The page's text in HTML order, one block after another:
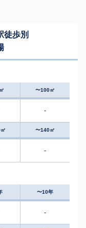
徒歩別
〜100㎡
-
〜140㎡
-
〜10年
-